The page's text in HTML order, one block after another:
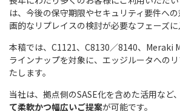
は、今後の保守期限やセキュリティ要件へ
画的なリプレイスの検討が必要なフェーズに
本稿では、C1121、C8130／8140、Meraki
ラインナップを対象に、エッジルータへの
たします。
当社は、拠点側のSASE化を含めた活用など、
て柔軟かつ幅広いご提案が可能です。